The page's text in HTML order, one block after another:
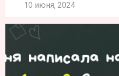
10 июня, 2024